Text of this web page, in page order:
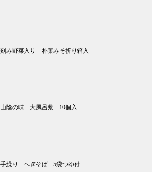
刻み野菜入り 朴葉みそ折り箱入
山陰の味 大風呂敷 10個入
手繰り へぎそば 5袋つゆ付